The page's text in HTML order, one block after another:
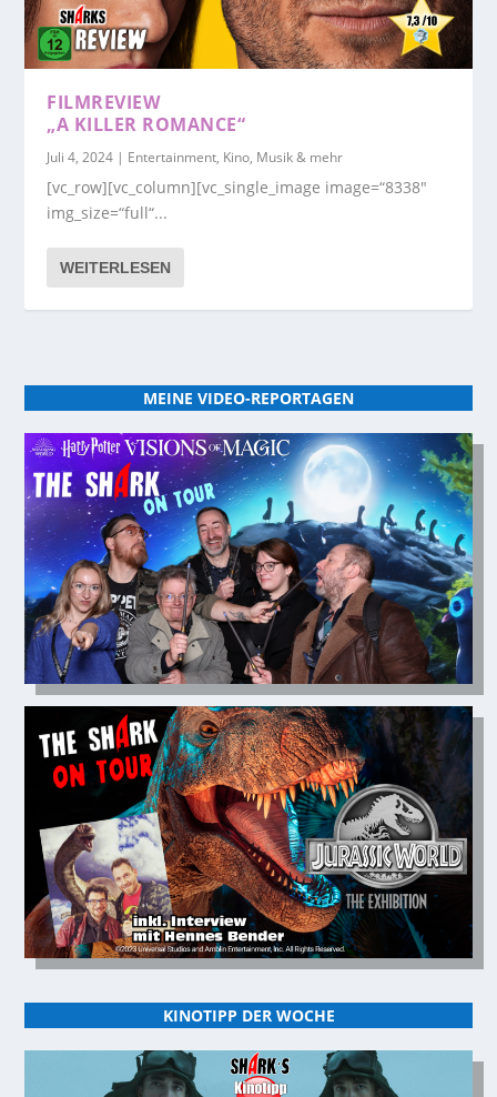
FILMREVIEW
„A KILLER ROMANCE“
Juli 4, 2024 | Entertainment, Kino, Musik & mehr
[vc_row][vc_column][vc_single_image image=“8338″
img_size=“full“...
WEITERLESEN
MEINE VIDEO-REPORTAGEN
KINOTIPP DER WOCHE